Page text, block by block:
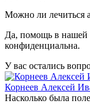
Можно ли лечиться
Да, помощь в нашей
конфиденциальна.
У вас остались
Корнеев Алексей
Насколько была